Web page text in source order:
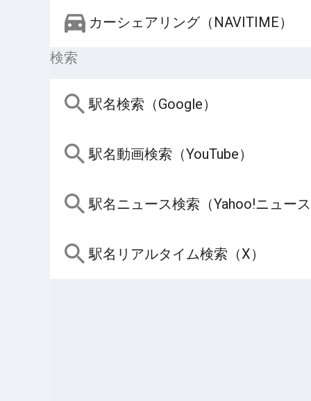
カーシェアリング（NAVITIME）
検索
駅名検索（Google）
駅名動画検索（YouTube）
駅名ニュース検索（Yahoo!ニュー
駅名リアルタイム検索（X）